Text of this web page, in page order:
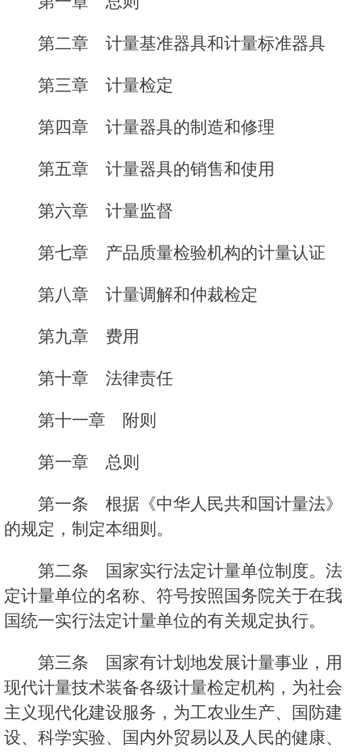
第二章 计量基准器具和计量标准器具
第三章 计量检定
第四章 计量器具的制造和修理
第五章 计量器具的销售和使用
第六章 计量监督
第七章 产品质量检验机构的计量认证
第八章 计量调解和仲裁检定
第九章 费用
第十章 法律责任
第十一章 附则
第一章 总则
第一条 根据《中华人民共和国计量法》
的规定，制定本细则。
第二条 国家实行法定计量单位制度。法
定计量单位的名称、符号按照国务院关于在我
国统一实行法定计量单位的有关规定执行。
第三条 国家有计划地发展计量事业，用
现代计量技术装备各级计量检定机构，为社会
主义现代化建设服务，为工农业生产、国防建
设、科学实验、国内外贸易以及人民的健康、